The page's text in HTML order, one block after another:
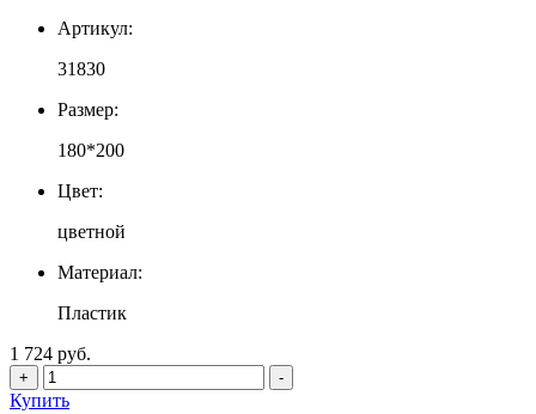
Артикул:
31830
Размер:
180*200
Цвет:
цветной
Материал:
Пластик
1 724 руб.
+ -
Купить